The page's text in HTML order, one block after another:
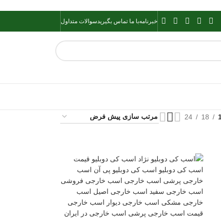
خبرنامهبا ما تماس بگیریدسوالات متداول
18
24